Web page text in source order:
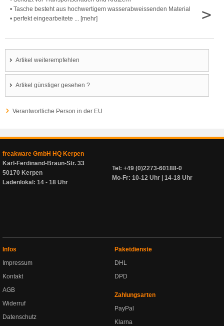
• Tasche besteht aus hochwertigem wasserabweissenden Material
• perfekt eingearbeitete ... [mehr]
>
Artikel weiterempfehlen
Artikel günstiger gesehen ?
Verantwortliche Person in der EU
freakware GmbH HQ Kerpen
Karl-Ferdinand-Braun-Str. 33
50170 Kerpen
Ladenlokal: 14 - 18 Uhr
Tel: +49 (0)2273-60188-0
Mo-Fr: 10-12 Uhr | 14-18 Uhr
Infos
Impressum
Kontakt
AGB
Widerruf
Datenschutz
Paketdienste
DHL
DPD
Zahlungsarten
PayPal
Klarna